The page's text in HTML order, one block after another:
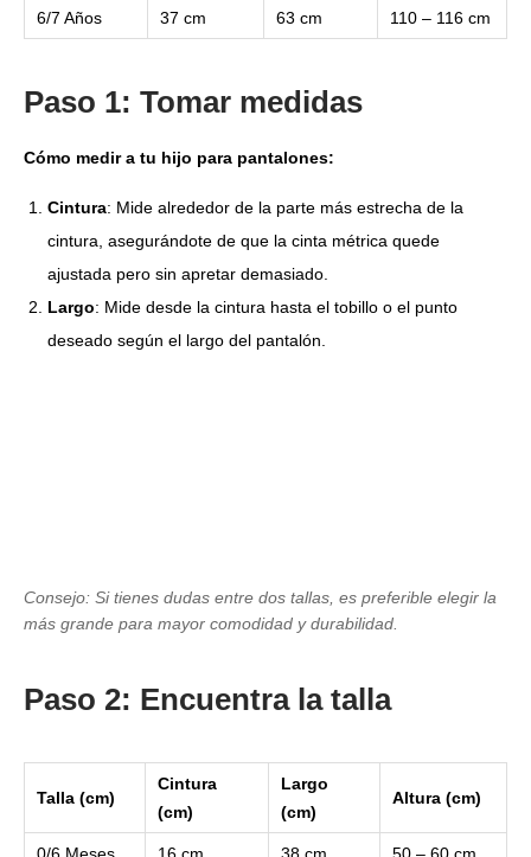
6/7 Años 37 cm 63 cm 110 – 116 cm
Paso 1: Tomar medidas
Cómo medir a tu hijo para pantalones:
Cintura: Mide alrededor de la parte más estrecha de la
cintura, asegurándote de que la cinta métrica quede
ajustada pero sin apretar demasiado.
Largo: Mide desde la cintura hasta el tobillo o el punto
deseado según el largo del pantalón.
Consejo: Si tienes dudas entre dos tallas, es preferible elegir la
más grande para mayor comodidad y durabilidad.
Paso 2: Encuentra la talla
Talla (cm)
Cintura
(cm)
Largo
(cm)
Altura (cm)
0/6 Meses 16 cm 38 cm 50 – 60 cm